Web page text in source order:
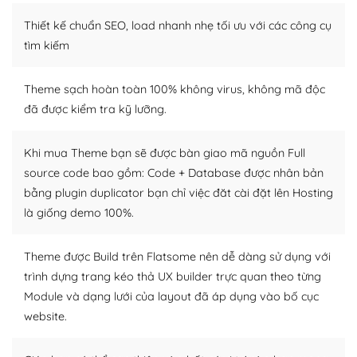
WordPress là nơi lưu trữ cho một diễn đàn cộng đồng
người cuồng tín WordPress.
Nếu bạn gặp khó khăn, bạn có thể lên mạng và tìm
lời, giải đáp vấn đề của bạn.
Cộng đồng sử dụng WordPress sẵn sàng hỗ trợ bạn
– Đa dạng plugin và themes
Plugin mở rộng là thành phần cài đặt thêm vào
WordPress để tăng thêm các tính năng cần thiết. Có
nhiều plugin trả phí hoặc miễn phí.
Nhờ lượng người dùng đông đảo, thư viện themes và
Thiết kế chuẩn SEO, load nhanh nhẹ tối ưu với các công cụ
tìm kiếm
Theme sạch hoàn toàn 100% không virus, không mã độc
đã được kiểm tra kỹ lưỡng.
Khi mua Theme bạn sẽ được bàn giao mã nguồn Full
source code bao gồm: Code + Database được nhân bản
bằng plugin duplicator bạn chỉ việc đăt cài đặt lên Hosting
là giống demo 100%.
Theme được Build trên Flatsome nên dễ dàng sử dụng với
trình dựng trang kéo thả UX builder trực quan theo từng
Module và dạng lưới của layout đã áp dụng vào bố cục
website.